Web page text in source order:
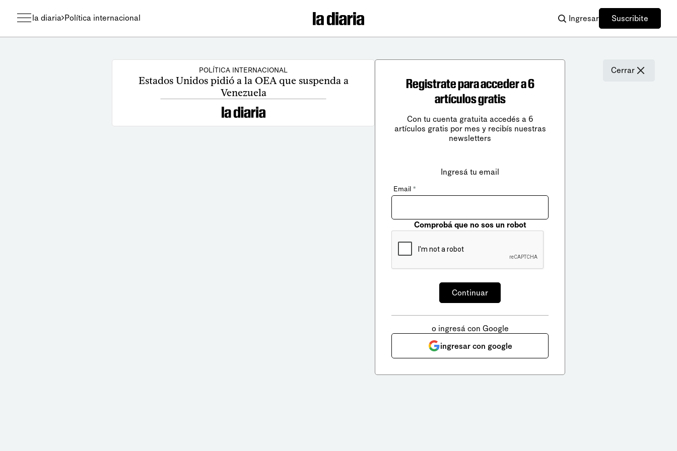
la diaria Política internacional Ingresar Suscribite
POLÍTICA INTERNACIONAL
Estados Unidos pidió a la OEA que suspenda a
Venezuela
Cerrar
Registrate para acceder a 6
artículos gratis
Con tu cuenta gratuita accedés a 6
artículos gratis por mes y recibís nuestras
newsletters
Ingresá tu email
Email *
Comprobá que no sos un robot
o ingresá con Google
ingresar con google